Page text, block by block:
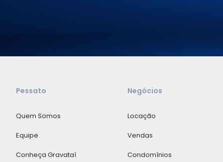
Pessato
Quem Somos
Equipe
Conheça Gravataí
Negócios
Locação
Vendas
Condomínios